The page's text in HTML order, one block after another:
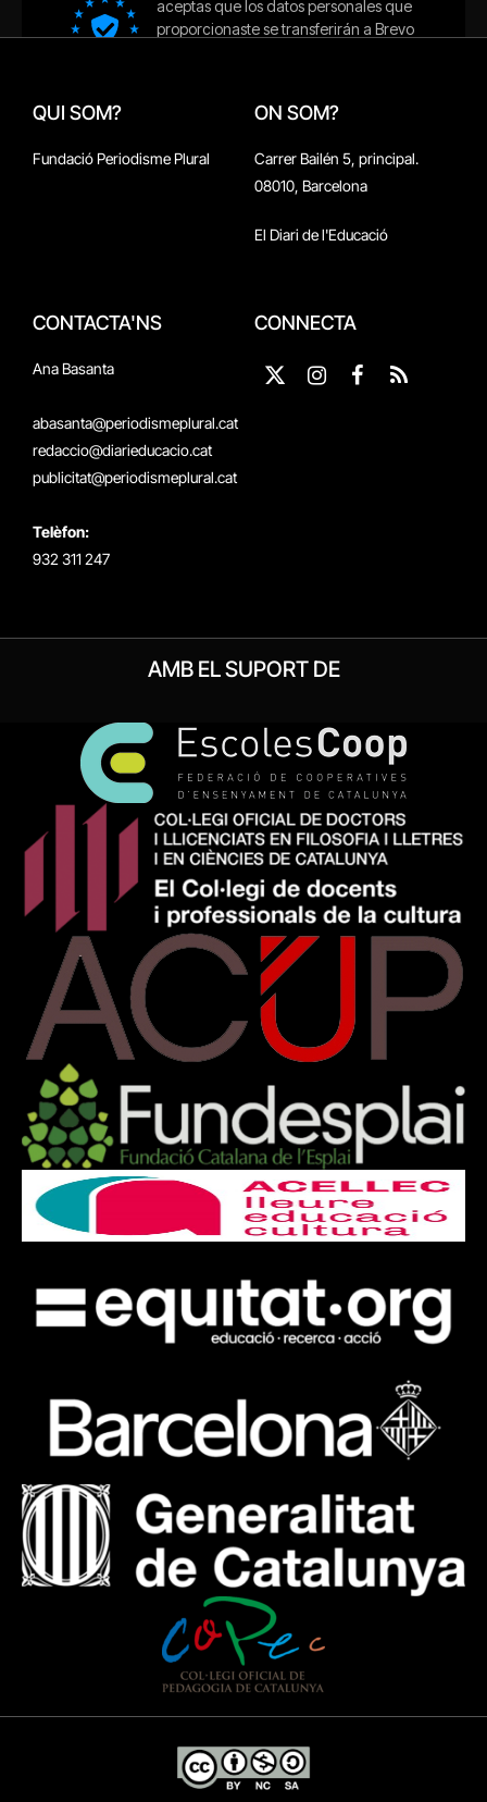
QUI SOM?
Fundació Periodisme Plural
ON SOM?
Carrer Bailén 5, principal.
08010, Barcelona
El Diari de l'Educació
CONTACTA'NS
Ana Basanta
abasanta@periodismeplural.cat
redaccio@diarieducacio.cat
publicitat@periodismeplural.cat
Telèfon:
932 311 247
CONNECTA
X
InstagramFacebook
RSS
AMB EL SUPORT DE